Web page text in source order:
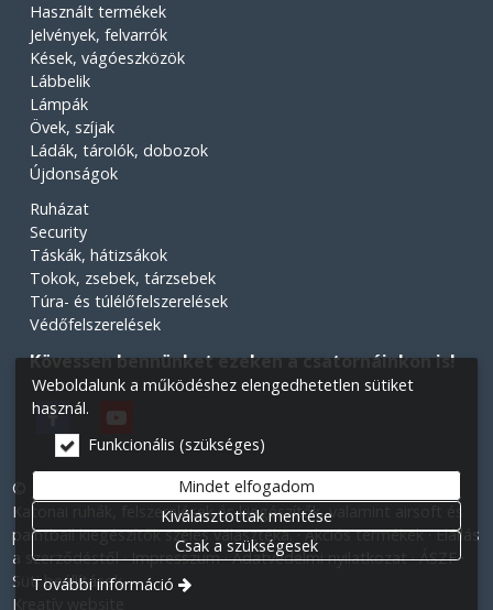
Használt termékek
Jelvények, felvarrók
Kések, vágóeszközök
Lábbelik
Lámpák
Övek, szíjak
Ládák, tárolók, dobozok
Újdonságok
Ruházat
Security
Táskák, hátizsákok
Tokok, zsebek, tárzsebek
Túra- és túlélőfelszerelések
Védőfelszerelések
Kövessen bennünket ezeken a csatornáinkon is!
© 2026 Minden jog fenntartva! Légiós Military webáruház.
Katonai ruhák, felszerelések és kiegészítők, valamint airsoft és
paintball kiegészítők széles választéka. Akciós termékek Elállás
a szerződéstől Impresszum Adatvédelmi nyilatkozat ÁSZF
Süti beállítások
Kreatív website
Weboldalunk a működéshez elengedhetetlen sütiket
használ.
Funkcionális (szükséges)
Mindet elfogadom
Kiválasztottak mentése
Csak a szükségesek
További információ